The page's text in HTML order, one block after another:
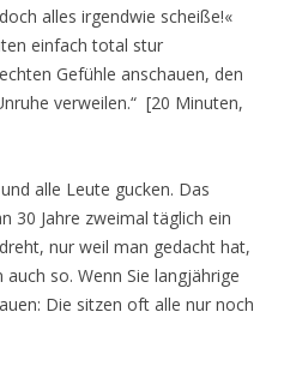
alles irgendwie scheiße!«
einfach total stur
Gefühle anschauen, den
verweilen.“ [20 Minuten,
alle Leute gucken. Das
30 Jahre zweimal täglich ein
nur weil man gedacht hat,
so. Wenn Sie langjährige
Die sitzen oft alle nur noch